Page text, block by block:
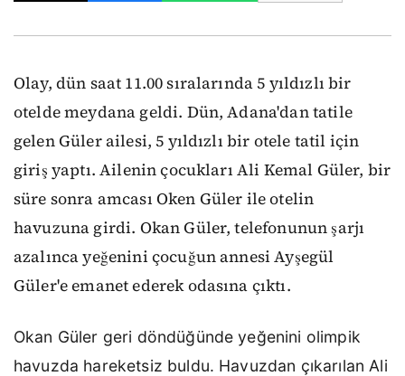
Olay, dün saat 11.00 sıralarında 5 yıldızlı bir
otelde meydana geldi. Dün, Adana'dan tatile
gelen Güler ailesi, 5 yıldızlı bir otele tatil için
giriş yaptı. Ailenin çocukları Ali Kemal Güler, bir
süre sonra amcası Oken Güler ile otelin
havuzuna girdi. Okan Güler, telefonunun şarjı
azalınca yeğenini çocuğun annesi Ayşegül
Güler'e emanet ederek odasına çıktı.
Okan Güler geri döndüğünde yeğenini olimpik
havuzda hareketsiz buldu. Havuzdan çıkarılan Ali